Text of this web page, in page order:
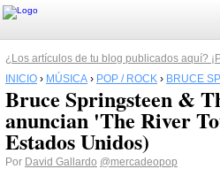
¿Los artículos de tu blog publicados aquí?
INICIO › MÚSICA › POP / ROCK › BRUCE
Bruce Springsteen &
anuncian 'The River
Estados Unidos)
Por David Gallardo @mercadeopop